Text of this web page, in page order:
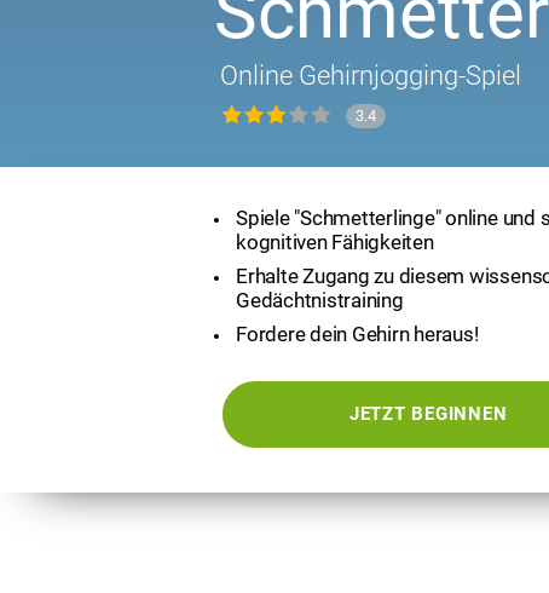
Online Gehirnjogging-Spiel
3.4
Spiele "Schmetterlinge" online und
kognitiven Fähigkeiten
Erhalte Zugang zu diesem
Gedächtnistraining
Fordere dein Gehirn heraus!
JETZT BEGINNEN